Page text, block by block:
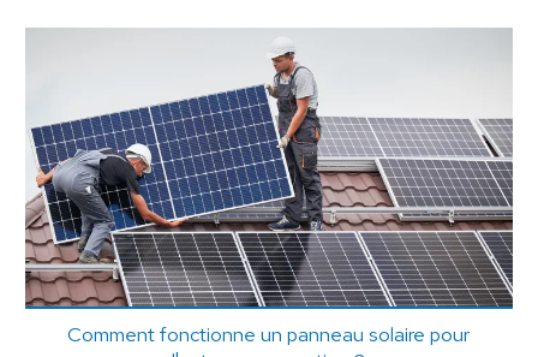
Comment fonctionne un panneau solaire pour